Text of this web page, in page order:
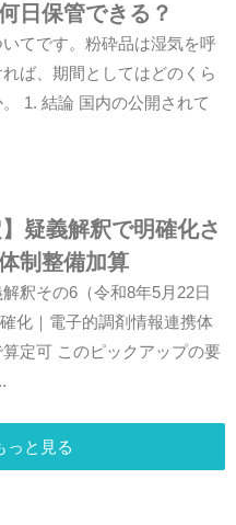
日保管できる？
てです。粉砕品は湿気を呼
ば、期間としてはどのくら
1. 結論 国内の公開されて
疑義解釈で明確化さ
制整備加算
釈その6（令和8年5月22日
化｜電子的調剤情報連携体
定可 このピックアップの要
っと見る